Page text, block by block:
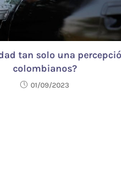
tan solo una
colombianos?
01/09/2023